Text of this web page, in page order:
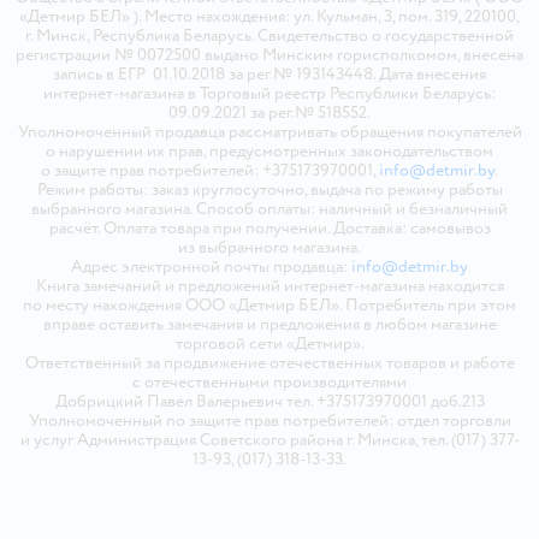
«Детмир БЕЛ» ). Место нахождения: ул. Кульман, 3, пом. 319, 220100,
г. Минск, Республика Беларусь. Свидетельство о государственной
регистрации № 0072500 выдано Минским горисполкомом, внесена
запись в ЕГР 01.10.2018 за рег.№ 193143448. Дата внесения
интернет-магазина в Торговый реестр Республики Беларусь:
09.09.2021 за рег.№ 518552.
Уполномоченный продавца рассматривать обращения покупателей
о нарушении их прав, предусмотренных законодательством
о защите прав потребителей: +375173970001, info@detmir.by.
Режим работы: заказ круглосуточно, выдача по режиму работы
выбранного магазина. Способ оплаты: наличный и безналичный
расчёт. Оплата товара при получении. Доставка: самовывоз
из выбранного магазина.
Адрес электронной почты продавца: info@detmir.by
Книга замечаний и предложений интернет-магазина находится
по месту нахождения ООО «Детмир БЕЛ». Потребитель при этом
вправе оставить замечания и предложения в любом магазине
торговой сети «Детмир».
Ответственный за продвижение отечественных товаров и работе
с отечественными производителями
Добрицкий Павел Валерьевич тел. +375173970001 доб.213
Уполномоченный по защите прав потребителей: отдел торговли
и услуг Администрация Советского района г. Минска, тел. (017) 377-
13-93, (017) 318-13-33.